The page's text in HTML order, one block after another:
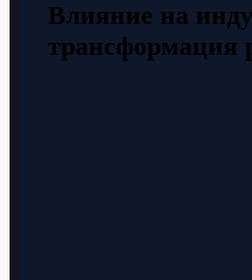
Влияние на
трансформация